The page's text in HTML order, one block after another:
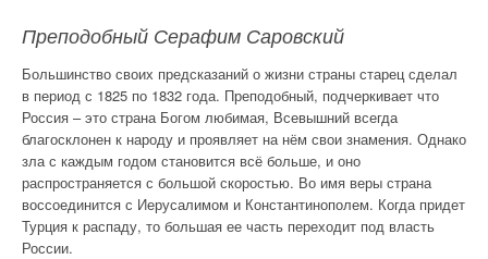
Преподобный Серафим Саровский
Большинство своих предсказаний о жизни страны старец сделал
в период с 1825 по 1832 года. Преподобный, подчеркивает что
Россия – это страна Богом любимая, Всевышний всегда
благосклонен к народу и проявляет на нём свои знамения. Однако
зла с каждым годом становится всё больше, и оно
распространяется с большой скоростью. Во имя веры страна
воссоединится с Иерусалимом и Константинополем. Когда придет
Турция к распаду, то большая ее часть переходит под власть
России.